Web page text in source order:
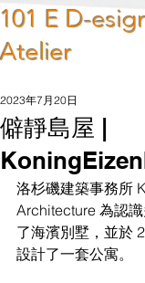
101 E D-
Atelier
僻靜島屋 |
2023年7月20日
洛杉磯建築事務所
Architecture 為認
了海濱別墅，並於
設計了一套公寓。